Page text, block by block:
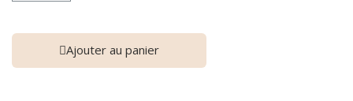
Ajouter au panier